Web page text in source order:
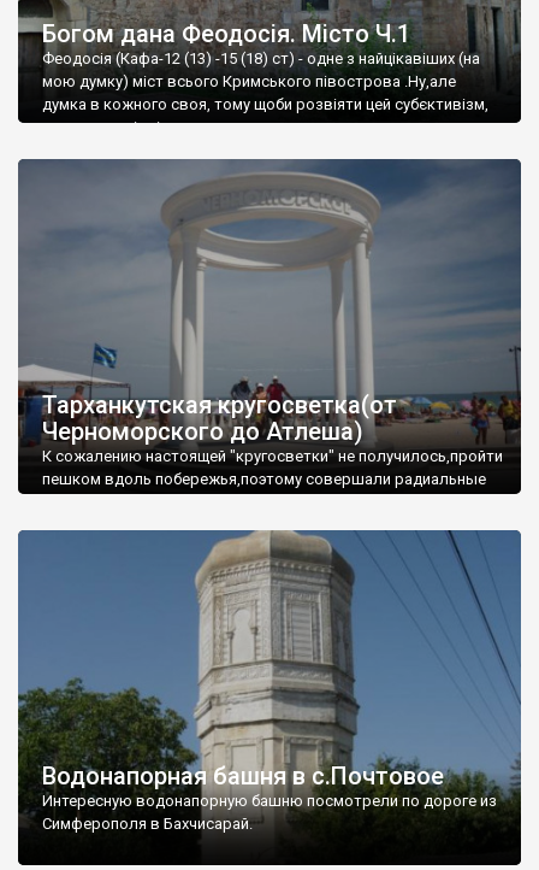
Богом дана Феодосія. Місто Ч.1
Феодосія (Кафа-12 (13) -15 (18) ст) - одне з найцікавіших (на
мою думку) міст всього Кримського півострова .Ну,але
думка в кожного своя, тому щоби розвіяти цей субєктивізм,
запрошую відвідати це
Тарханкутская кругосветка(от
Черноморского до Атлеша)
К сожалению настоящей "кругосветки" не получилось,пройти
пешком вдоль побережья,поэтому совершали радиальные
Водонапорная башня в с.Почтовое
Интересную водонапорную башню посмотрели по дороге из
Симферополя в Бахчисарай.